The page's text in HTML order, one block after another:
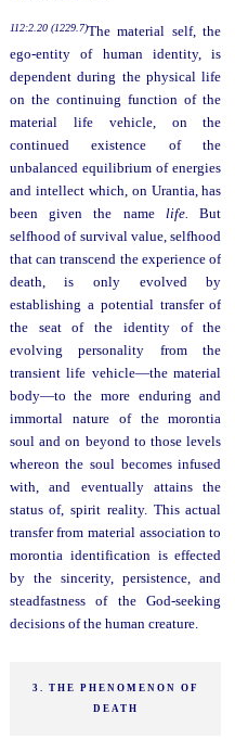
112:2.20 (1229.7)The material self, the
ego-entity of human identity, is
dependent during the physical life
on the continuing function of the
material life vehicle, on the
continued existence of the
unbalanced equilibrium of energies
and intellect which, on Urantia, has
been given the namelife. But
selfhood of survival value, selfhood
that can transcend the experience of
death, is only evolved by
establishing a potential transfer of
the seat of the identity of the
evolving personality from the
transient life vehicle—the material
body—to the more enduring and
immortal nature of the morontia
soul and on beyond to those levels
whereon the soul becomes infused
with, and eventually attains the
status of, spirit reality. This actual
transfer from material association to
morontia identification is effected
by the sincerity, persistence, and
steadfastness of the God-seeking
decisions of the human creature.
3. THE PHENOMENON OF
DEATH